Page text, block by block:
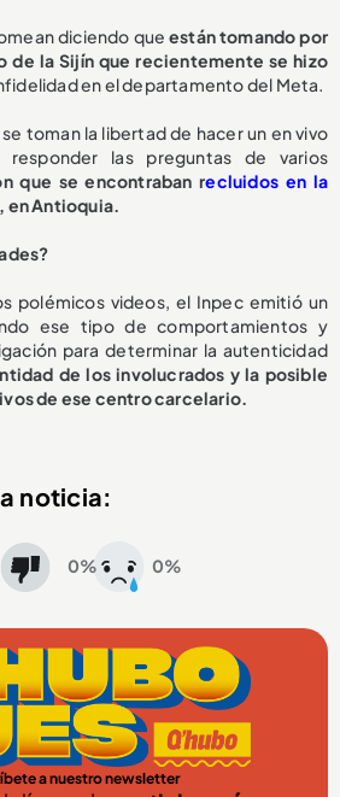
diciendo que están tomando por
de la Sijín que recientemente se hizo
en el departamento del Meta.
toman la libertad de hacer un en vivo
las preguntas de varios
que se encontraban recluidos en la
en Antioquia.
polémicos videos, el Inpec emitió un
ese tipo de comportamientos y
para determinar la autenticidad
de los involucrados y la posible
de ese centro carcelario.
noticia:
0% 0%
a nuestro newsletter